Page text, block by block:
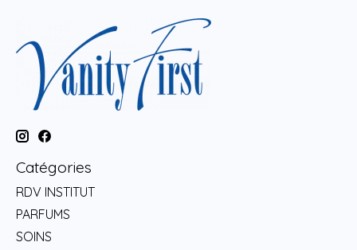
Catégories
RDV INSTITUT
PARFUMS
SOINS